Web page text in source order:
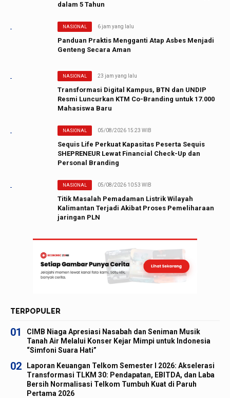
dalam 5 Tahun
NASIONAL 6 jam yang lalu
Panduan Praktis Mengganti Atap Asbes Menjadi
Genteng Secara Aman
NASIONAL 23 jam yang lalu
Transformasi Digital Kampus, BTN dan UNDIP
Resmi Luncurkan KTM Co-Branding untuk 17.000
Mahasiswa Baru
NASIONAL 05/08/2026 15:23 WIB
Sequis Life Perkuat Kapasitas Peserta Sequis
SHEPRENEUR Lewat Financial Check-Up dan
Personal Branding
NASIONAL 05/08/2026 10:53 WIB
Titik Masalah Pemadaman Listrik Wilayah
Kalimantan Terjadi Akibat Proses Pemeliharaan
jaringan PLN
TERPOPULER
01
CIMB Niaga Apresiasi Nasabah dan Seniman Musik
Tanah Air Melalui Konser Kejar Mimpi untuk Indonesia
“Simfoni Suara Hati”
02
Laporan Keuangan Telkom Semester I 2026: Akselerasi
Transformasi TLKM 30: Pendapatan, EBITDA, dan Laba
Bersih Normalisasi Telkom Tumbuh Kuat di Paruh
Pertama 2026